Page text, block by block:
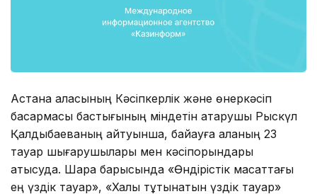
Астана қаласының Кәсіпкерлік және өнеркәсіп
басқармасы бастығының міндетін атқарушы Рыскүл
Қалдыбаеваның айтуынша, байқауға қаланың 23
тауар шығарушылары мен кәсіпорындары
қатысуда. Шара барысында «Өндірістік мақсаттағы
ең үздік тауар», «Халық тұтынатын үздік тауар»